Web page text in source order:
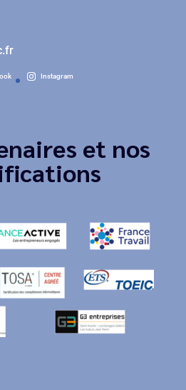
Instagram
et nos